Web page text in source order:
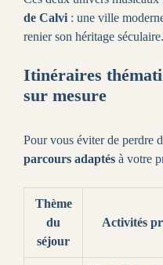
de Calvi : une ville
renier son héritage séculaire.
Itinéraires
sur mesure
Pour vous éviter de perdre
parcours adaptés à votre
Thème
du
séjour
Activités